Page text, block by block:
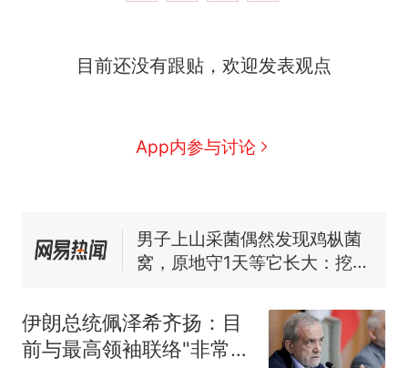
目前还没有跟贴，欢迎发表观点
App内参与讨论
那个在床头放菜刀的女孩，
么？
协会回应
男子上山采菌偶然发现鸡枞菌
窝，原地守1天等它长大：挖了
140多朵
美国渔民钓获鲨鱼徒手将其拽
来源：参考消息）
笔试第一被第二名传话劝弃考
官方通报
伊朗总统佩泽希齐扬：目
前与最高领袖联络"非常困